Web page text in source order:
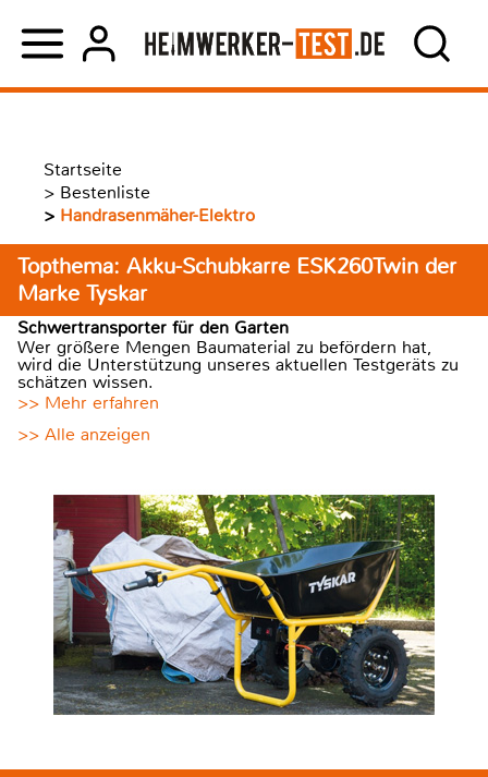
Startseite
> Bestenliste
> Handrasenmäher-Elektro
Topthema: Akku-Schubkarre ESK260Twin der
Marke Tyskar
Schwertransporter für den Garten
Wer größere Mengen Baumaterial zu befördern hat,
wird die Unterstützung unseres aktuellen Testgeräts zu
schätzen wissen.
>> Mehr erfahren
>> Alle anzeigen